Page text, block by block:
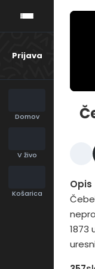
Prijava
Domov
V živo
Košarica
Opis
1873